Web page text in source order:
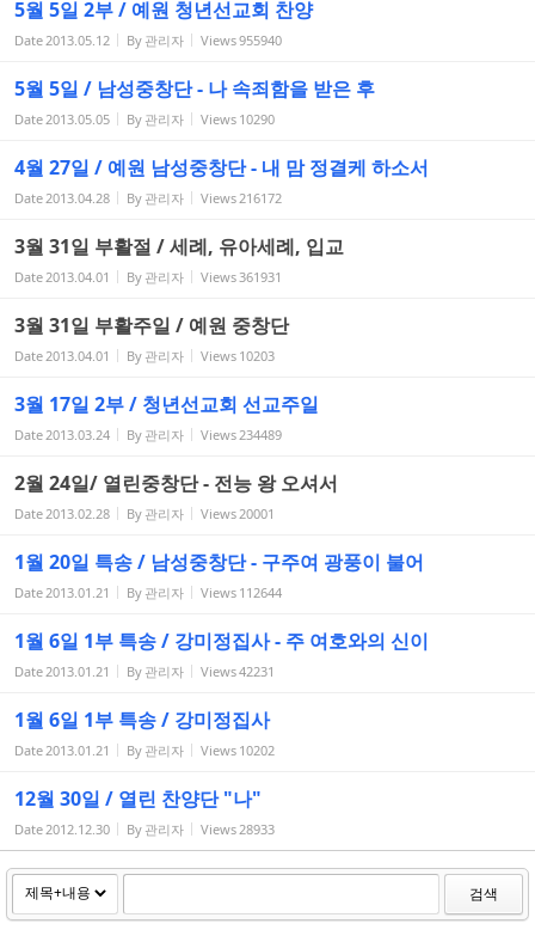
5월 5일 2부 / 예원 청년선교회 찬양
Date2013.05.12 By 관리자 Views955940
5월 5일 / 남성중창단 - 나 속죄함을 받은 후
Date2013.05.05 By 관리자 Views 10290
4월 27일 / 예원 남성중창단 - 내 맘 정결케 하소서
Date2013.04.28 By 관리자 Views216172
3월 31일 부활절 / 세례, 유아세례, 입교
Date2013.04.01 By 관리자 Views361931
3월 31일 부활주일 / 예원 중창단
Date2013.04.01 By 관리자 Views 10203
3월 17일 2부 / 청년선교회 선교주일
Date2013.03.24 By 관리자 Views234489
2월 24일/ 열린중창단 - 전능 왕 오셔서
Date2013.02.28 By 관리자 Views20001
1월 20일 특송 / 남성중창단 - 구주여 광풍이 불어
Date2013.01.21 By 관리자 Views 112644
1월 6일 1부 특송 / 강미정집사 - 주 여호와의 신이
Date2013.01.21 By 관리자 Views42231
1월 6일 1부 특송 / 강미정집사
Date2013.01.21 By 관리자 Views 10202
12월 30일 / 열린 찬양단 "나"
Date2012.12.30 By 관리자 Views28933
검색